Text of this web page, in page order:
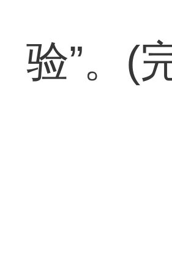
验”。(